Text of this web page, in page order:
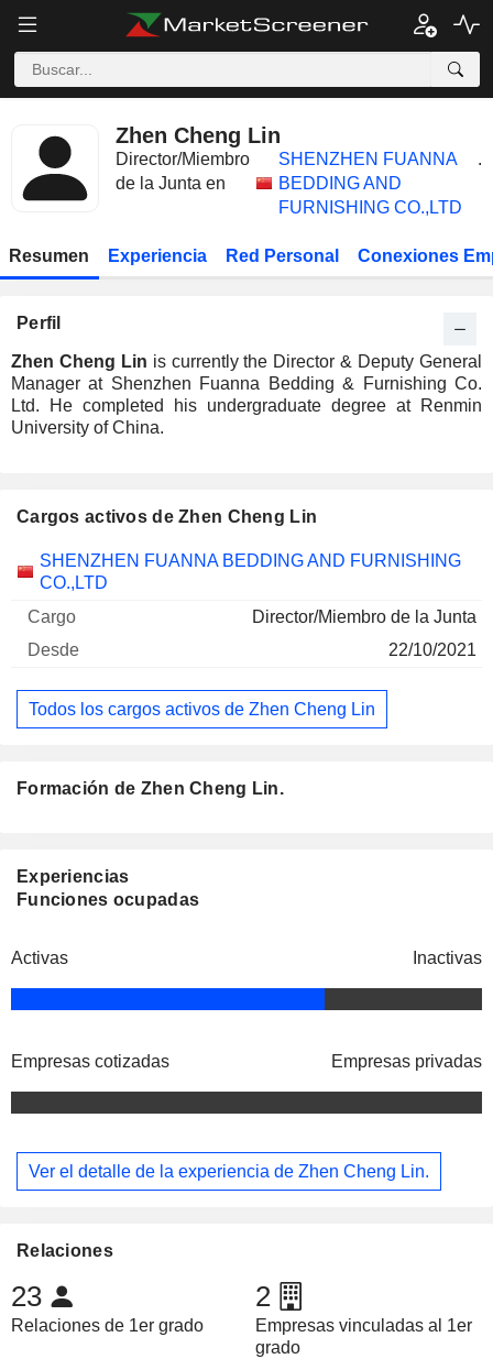
Zhen Cheng Lin
Director/Miembro
de la Junta en
SHENZHEN FUANNA
BEDDING AND
FURNISHING CO.,LTD
.
Resumen Experiencia Red Personal Conexiones
Perfil
Zhen Cheng Lin is currently the Director & Deputy General
Manager at Shenzhen Fuanna Bedding & Furnishing Co.
Ltd. He completed his undergraduate degree at Renmin
University of China.
Cargos activos de Zhen Cheng Lin
Empresas Cargo Inicio
SHENZHEN FUANNA BEDDING AND FURNISHING
CO.,LTD
Director/Miembro de la Junta
22/10/2021
Todos los cargos activos de Zhen Cheng Lin
Formación de Zhen Cheng Lin.
Experiencias
Funciones ocupadas
Activas Inactivas
Empresas cotizadas Empresas privadas
Ver el detalle de la experiencia de Zhen Cheng Lin.
Relaciones
23
Relaciones de 1er grado
2
Empresas vinculadas al 1er
grado